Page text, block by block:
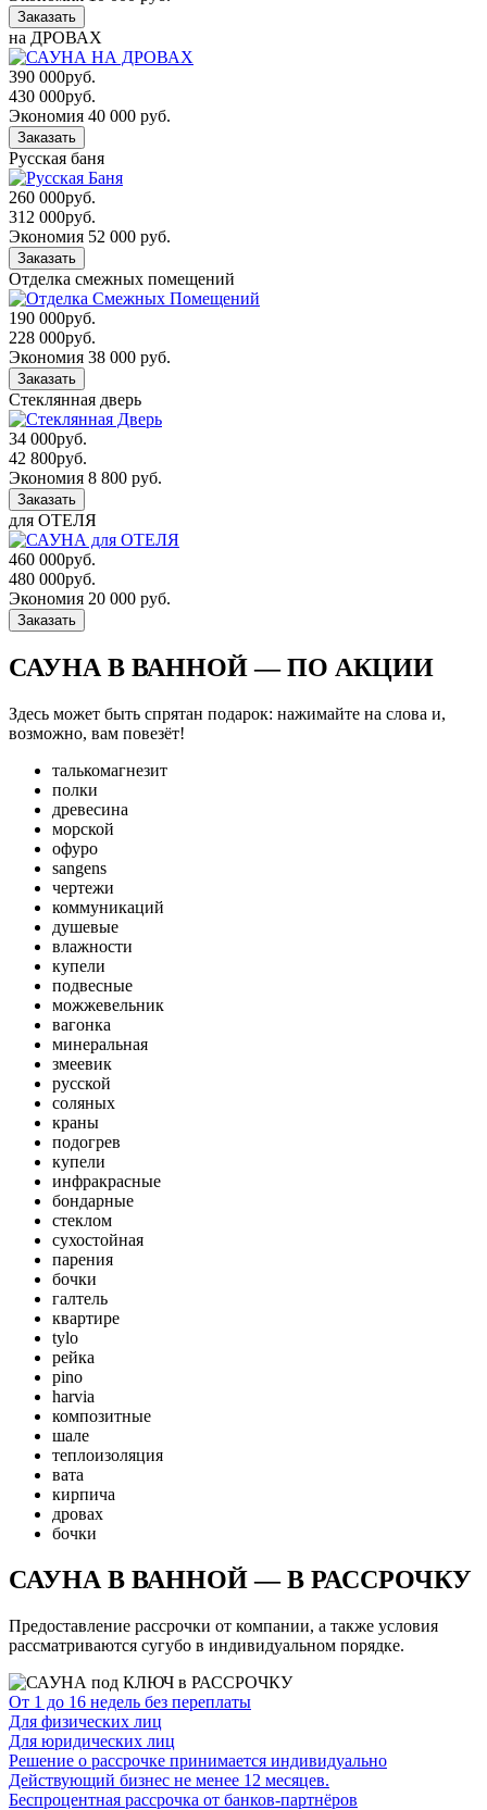
Заказать
на ДРОВАХ
390 000руб.
430 000руб.
Экономия 40 000 руб.
Заказать
Русская баня
260 000руб.
312 000руб.
Экономия 52 000 руб.
Заказать
Отделка смежных помещений
190 000руб.
228 000руб.
Экономия 38 000 руб.
Заказать
Стеклянная дверь
34 000руб.
42 800руб.
Экономия 8 800 руб.
Заказать
для ОТЕЛЯ
460 000руб.
480 000руб.
Экономия 20 000 руб.
Заказать
САУНА В ВАННОЙ — ПО АКЦИИ
Здесь может быть спрятан подарок: нажимайте на слова и,
возможно, вам повезёт!
талькомагнезит
полки
древесина
морской
офуро
sangens
чертежи
коммуникаций
душевые
влажности
купели
подвесные
можжевельник
вагонка
минеральная
змеевик
русской
соляных
краны
подогрев
купели
инфракрасные
бондарные
стеклом
сухостойная
парения
бочки
галтель
квартире
tylo
рейка
pino
harvia
композитные
шале
теплоизоляция
вата
кирпича
дровах
бочки
САУНА В ВАННОЙ — В РАССРОЧКУ
Предоставление рассрочки от компании, а также условия
рассматриваются сугубо в индивидуальном порядке.
От 1 до 16 недель без переплаты
Для физических лиц
Для юридических лиц
Решение о рассрочке принимается индивидуально
Действующий бизнес не менее 12 месяцев.
Беспроцентная рассрочка от банков-партнёров